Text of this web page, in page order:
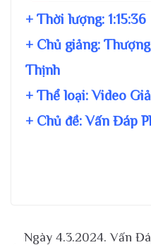
+ Thời lượng: 1:15:36
+ Chủ giảng:
Thịnh
+ Thể loại: Video
+ Chủ đề:Vấn Đáp
Ngày 4.3.2024. Vấn